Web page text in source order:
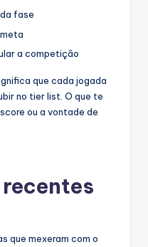
fase
a competição
que cada jogada
no tier list. O que te
ou a vontade de
que mexeram com o